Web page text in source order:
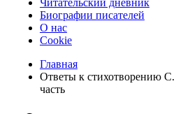
Читательский дневник
Биографии писателей
О нас
Cookie
Главная
Ответы к стихотворению
часть